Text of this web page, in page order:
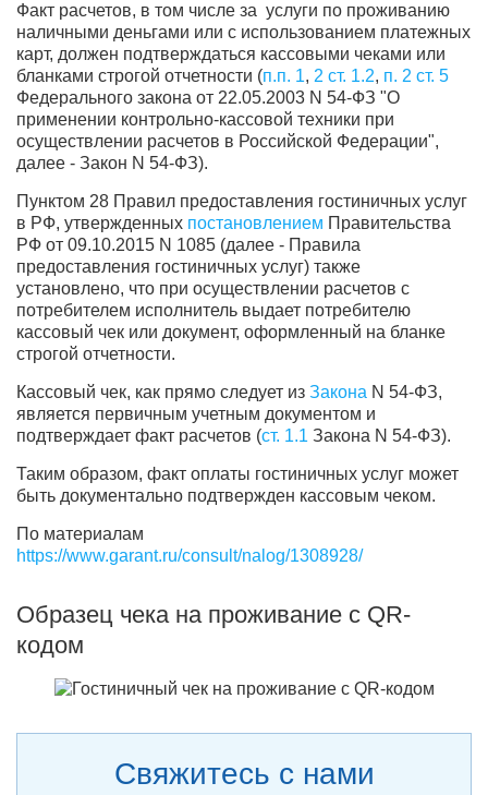
Факт расчетов, в том числе за услуги по проживанию
наличными деньгами или с использованием платежных
карт, должен подтверждаться кассовыми чеками или
бланками строгой отчетности (п.п. 1, 2 ст. 1.2, п. 2 ст. 5
Федерального закона от 22.05.2003 N 54-ФЗ "О
применении контрольно-кассовой техники при
осуществлении расчетов в Российской Федерации",
далее - Закон N 54-ФЗ).
Пунктом 28 Правил предоставления гостиничных услуг
в РФ, утвержденных постановлением Правительства
РФ от 09.10.2015 N 1085 (далее - Правила
предоставления гостиничных услуг) также
установлено, что при осуществлении расчетов с
потребителем исполнитель выдает потребителю
кассовый чек или документ, оформленный на бланке
строгой отчетности.
Кассовый чек, как прямо следует из Закона N 54-ФЗ,
является первичным учетным документом и
подтверждает факт расчетов (ст. 1.1 Закона N 54-ФЗ).
Таким образом, факт оплаты гостиничных услуг может
быть документально подтвержден кассовым чеком.
По материалам
https://www.garant.ru/consult/nalog/1308928/
Образец чека на проживание с QR-
кодом
Свяжитесь с нами